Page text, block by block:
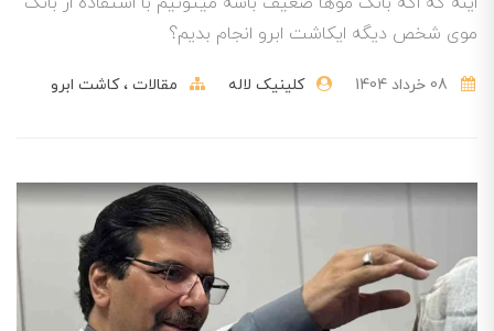
موی شخص دیگه ایکاشت ابرو انجام بدیم؟
کلینیک لاله مقالات کاشت ابرو